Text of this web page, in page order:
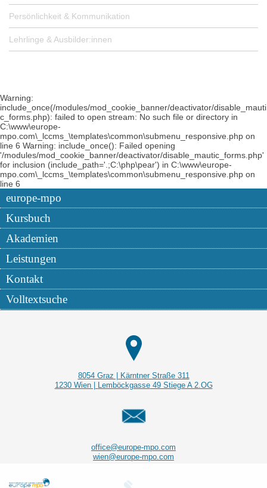
Persönlichkeit & Kommunikation
Lehrlinge & Ausbilder:innen
Warning:
include_once(/modules/mod_cookie_banner/deactivator/disable_mauti
c_forms.php): failed to open stream: No such file or directory in
C:\www\europe-
mpo.com\_lccms_\templates\common\submenu_responsive.php on
line 6 Warning: include_once(): Failed opening
'/modules/mod_cookie_banner/deactivator/disable_mautic_forms.php'
for inclusion (include_path='.;C:\php\pear') in C:\www\europe-
mpo.com\_lccms_\templates\common\submenu_responsive.php on
line 6
europe-mpo
Kursbuch
Akademien
Leistungen
Kontakt
Volltextsuche
8054 Graz | Kärntner Straße 311
1230 Wien |
Lemböckgasse49 Stiege A 2.OG
office@europe-mpo.com
wien@europe-mpo.com